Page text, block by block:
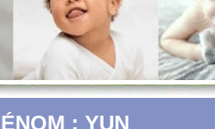
: YUN